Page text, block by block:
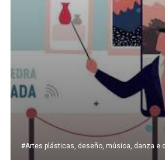
#Artes plásticas, deseño, música, danza e